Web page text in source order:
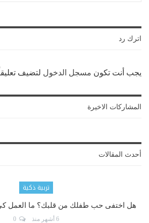
اترك رد
يجب أنت تكون مسجل الدخول لتضيف
المشاركات الاخيرة
أحدث المقالات
تربية ذكية
هل اختفى حب طفلك من قلبك؟ ما العمل كي
6 أشهر منذ 0